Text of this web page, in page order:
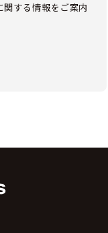
する情報をご案内